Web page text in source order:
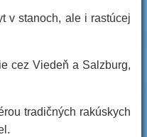
v stanoch, ale i rastúcej
cez Viedeň a Salzburg,
tradičných rakúskych